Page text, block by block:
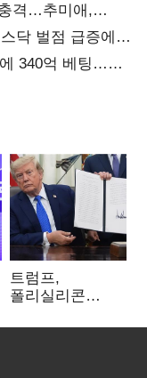
격…추미애,
닥 벌점 급증에
340억 베팅…
트럼프,
폴리실리콘
관세…"미 산업